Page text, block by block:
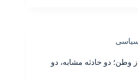
دو حادثه مشابه، دو